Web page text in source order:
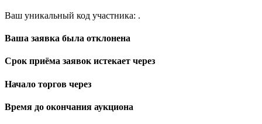
Ваш уникальный код участника: .
Ваша заявка была отклонена
Срок приёма заявок истекает через
Начало торгов через
Время до окончания аукциона